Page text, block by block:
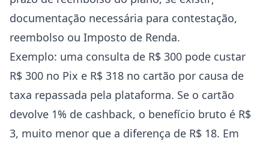
documentação necessária para contestação,
reembolso ou Imposto de Renda.
Exemplo: uma consulta de R$ 300 pode custar
R$ 300 no Pix e R$ 318 no cartão por causa de
taxa repassada pela plataforma. Se o cartão
devolve 1% de cashback, o benefício bruto é R$
3, muito menor que a diferença de R$ 18. Em